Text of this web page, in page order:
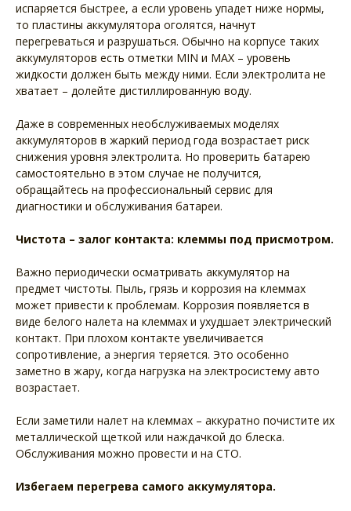
испаряется быстрее, а если уровень упадет ниже нормы,
то пластины аккумулятора оголятся, начнут
перегреваться и разрушаться. Обычно на корпусе таких
аккумуляторов есть отметки MIN и MAX – уровень
жидкости должен быть между ними. Если электролита не
хватает – долейте дистиллированную воду.
Даже в современных необслуживаемых моделях
аккумуляторов в жаркий период года возрастает риск
снижения уровня электролита. Но проверить батарею
самостоятельно в этом случае не получится,
обращайтесь на профессиональный сервис для
диагностики и обслуживания батареи.
Чистота – залог контакта: клеммы под присмотром.
Важно периодически осматривать аккумулятор на
предмет чистоты. Пыль, грязь и коррозия на клеммах
может привести к проблемам. Коррозия появляется в
виде белого налета на клеммах и ухудшает электрический
контакт. При плохом контакте увеличивается
сопротивление, а энергия теряется. Это особенно
заметно в жару, когда нагрузка на электросистему авто
возрастает.
Если заметили налет на клеммах – аккуратно почистите их
металлической щеткой или наждачкой до блеска.
Обслуживания можно провести и на СТО.
Избегаем перегрева самого аккумулятора.